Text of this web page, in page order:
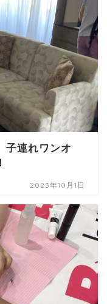
子連れワンオ
2023年10月1日